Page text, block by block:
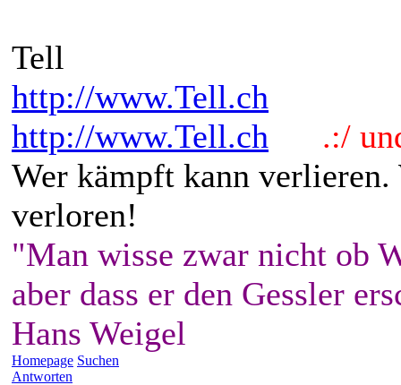
Tell
http://www.Tell.ch
http://www.Tell.ch
.:/
Wer kämpft kann
verloren!
"Man wisse zwar nicht ob
aber dass er den Gessler
Hans Weigel
Homepage Suchen
Antworten